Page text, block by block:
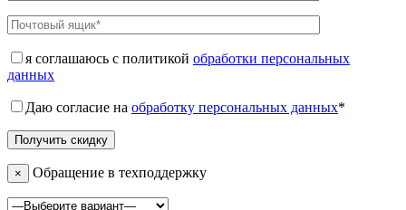
я соглашаюсь с политикой обработки персональных
данных
Даю согласие на обработку персональных данных*
× Обращение в техподдержку